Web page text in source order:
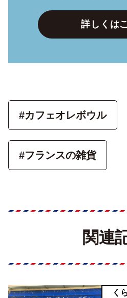
詳しくは
#カフェオレボウル
#フランスの雑貨
関連
く